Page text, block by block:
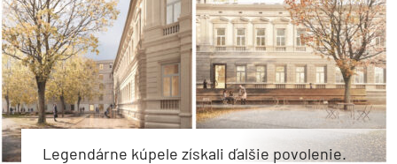
Legendárne kúpele získali ďalšie povolenie.